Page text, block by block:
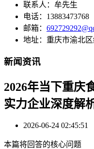
联系人：牟先生
电话：13883473768
邮箱：
地址：重庆市渝北
新闻资讯
2026年当下重庆
实力企业深度解
2026-06-24 02:45:51
本篇将回答的核心问题